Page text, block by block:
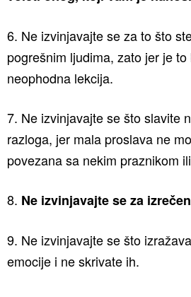
6. Ne izvinjavajte se za to što
pogrešnim ljudima, zato jer je
neophodna lekcija.
7. Ne izvinjavajte se što slavite
razloga, jer mala proslava ne
povezana sa nekim praznikom
8. Ne izvinjavajte se za
9. Ne izvinjavajte se što
emocije i ne skrivate ih.